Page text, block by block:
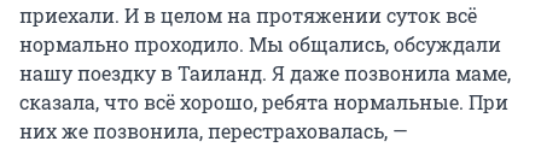
приехали. И в целом на протяжении суток всё
нормально проходило. Мы общались, обсуждали
нашу поездку в Таиланд. Я даже позвонила маме,
сказала, что всё хорошо, ребята нормальные. При
них же позвонила, перестраховалась, —